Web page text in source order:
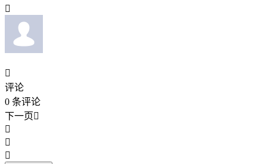


评论
0 条评论
下一页


